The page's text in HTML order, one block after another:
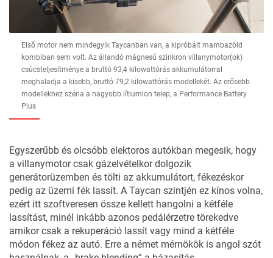
Első motor nem mindegyik Taycanban van, a kipróbált mambazöld
kombiban sem volt. Az állandó mágnesű szinkron villanymotor(ok)
csúcsteljesítménye a bruttó 93,4 kilowattórás akkumulátorral
meghaladja a kisebb, bruttó 79,2 kilowattórás modellekét. Az erősebb
modellekhez széria a nagyobb lítiumion telep, a Performance Battery
Plus
Egyszerűbb és olcsóbb elektoros autókban megesik, hogy
a villanymotor csak gázelvételkor dolgozik
generátorüzemben és tölti az akkumulátort, fékezéskor
pedig az üzemi fék lassít. A Taycan szintjén ez kínos volna,
ezért itt szoftveresen össze kellett hangolni a kétféle
lassítást, minél inkább azonos pedálérzetre törekedve
amikor csak a rekuperáció lassít vagy mind a kétféle
módon fékez az autó. Erre a német mérnökök is angol szót